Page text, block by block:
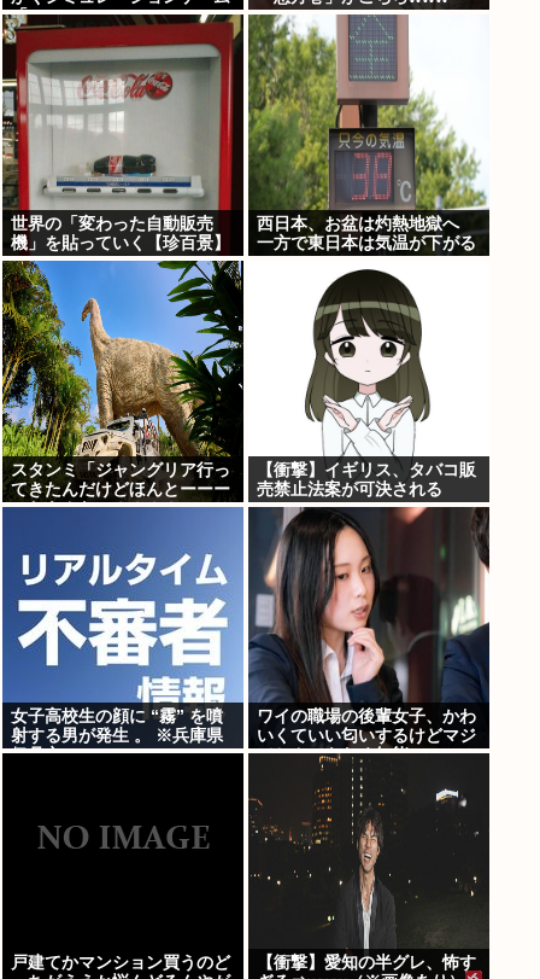
「Ball Scratch Simulator」
がSteamで発表される
世界の「変わった自動販売
機」を貼っていく【珍百景】
西日本、お盆は灼熱地獄へ
一方で東日本は気温が下がる
スタンミ「ジャングリア行っ
てきたんだけどほんとーーー
におもんない！！！！」
【衝撃】イギリス、タバコ販
売禁止法案が可決される
www
女子高校生の顔に “霧” を噴
射する男が発生 。 ※兵庫県
伊丹市
ワイの職場の後輩女子、かわ
いくていい匂いするけどマジ
でとんでもなく無能
戸建てかマンション買うのど
【衝撃】愛知の半グレ、怖す